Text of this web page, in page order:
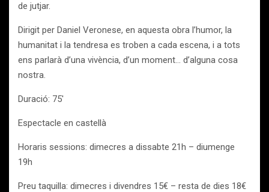
de jutjar.
Dirigit per Daniel Veronese, en aquesta obra l’humor, la
humanitat i la tendresa es troben a cada escena, i a tots
ens parlarà d’una vivència, d’un moment… d’alguna cosa
nostra.
Duració: 75′
Espectacle en castellà
Horaris sessions: dimecres a dissabte 21h – diumenge
19h
Preu taquilla: dimecres i divendres 15€ – resta de dies 18€